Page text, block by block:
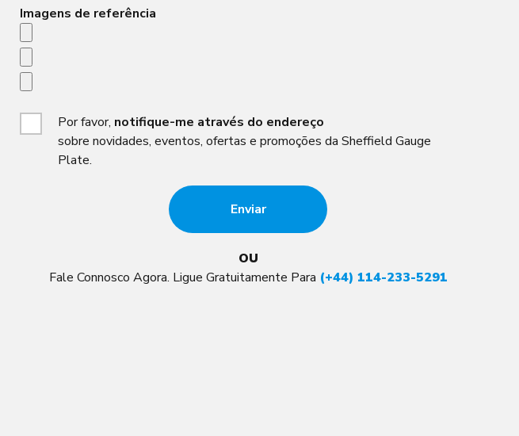
Imagens de referência
Por favor, notifique-me através do endereço
sobre novidades, eventos, ofertas e promoções da Sheffield Gauge
Plate.
OU
Fale Connosco Agora. Ligue Gratuitamente Para (+44) 114-233-5291